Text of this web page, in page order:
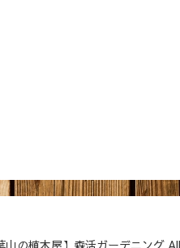
の植木屋】森活ガーデニング